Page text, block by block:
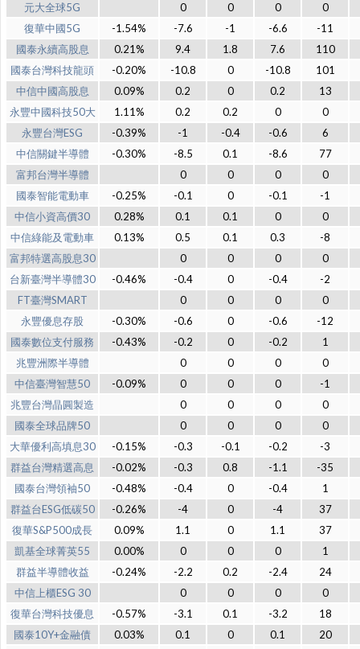
元大全球5G
0 0 0
0
復華中國5G
-1.54% -7.6 -1 -6.6
-11
國泰永續高股息
0.21% 9.4 1.8 7.6
110
國泰台灣科技龍頭
-0.20% -10.8 0 -10.8
101
中信中國高股息
0.09% 0.2 0 0.2
13
永豐中國科技50大
1.11% 0.2 0.2 0
0
永豐台灣ESG
-0.39% -1 -0.4 -0.6
6
中信關鍵半導體
-0.30% -8.5 0.1 -8.6
77
富邦台灣半導體
0 0 0
0
國泰智能電動車
-0.25% -0.1 0 -0.1
-1
中信小資高價30
0.28% 0.1 0.1 0
0
中信綠能及電動車
0.13% 0.5 0.1 0.3
-8
富邦特選高股息30
0 0 0
0
台新臺灣半導體30
-0.46% -0.4 0 -0.4
-2
FT臺灣SMART
0 0 0
0
永豐優息存股
-0.30% -0.6 0 -0.6
-12
國泰數位支付服務
-0.43% -0.2 0 -0.2
1
兆豐洲際半導體
0 0 0
0
中信臺灣智慧50
-0.09% 0 0 0
-1
兆豐台灣晶圓製造
0 0 0
0
國泰全球品牌50
0 0 0
0
大華優利高填息30
-0.15% -0.3 -0.1 -0.2
-3
群益台灣精選高息
-0.02% -0.3 0.8 -1.1
-35
國泰台灣領袖50
-0.48% -0.4 0 -0.4
1
群益台ESG低碳50
-0.26% -4 0 -4
37
復華S&P500成長
0.09% 1.1 0 1.1
37
凱基全球菁英55
0.00% 0 0 0
1
群益半導體收益
-0.24% -2.2 0.2 -2.4
24
中信上櫃ESG 30
0 0 0
0
復華台灣科技優息
-0.57% -3.1 0.1 -3.2
18
國泰10Y+金融債
0.03% 0.1 0 0.1 20